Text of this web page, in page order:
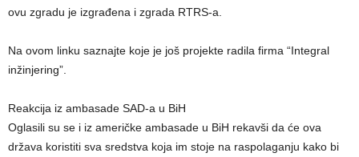
ovu zgradu je izgrađena i zgrada RTRS-a.
Na ovom linku saznajte koje je još projekte radila firma “Integral
inžinjering”.
Reakcija iz ambasade SAD-a u BiH
Oglasili su se i iz američke ambasade u BiH rekavši da će ova
država koristiti sva sredstva koja im stoje na raspolaganju kako bi